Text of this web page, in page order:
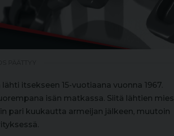
itsekseen 15-vuotiaana vuonna 1967.
isän matkassa. Siitä lähtien mies
pari kuukautta armeijan jälkeen, muutoin